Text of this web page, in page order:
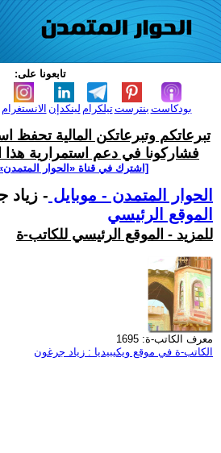
تابعونا على:
الانستغرام لينكدإن تيلكرامبنترست بودكاست
تبرعاتكم وتبرعاتكن المالية تحفظ
فشاركونا في دعم استمرارية هذا
[اشترك في قناة ‫«الحوار
الحوار المتمدن - موبايل - زياد
الموقع الرئيسي
للمزيد - الموقع الرئيسي للكاتب-ة
معرف الكاتب-ة: 1695
الكاتب-ة في موقع ويكيبيديا : زياد جرغون